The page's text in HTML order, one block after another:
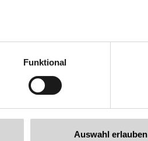
& Co KG
Funktional
Auswahl erlauben